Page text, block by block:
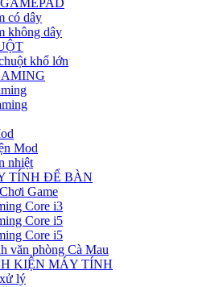
có dây
không dây
khổ lớn
Mod
nhiệt
TÍNH ĐỂ BÀN
Game
Core i3
Core i5
Core i5
văn phòng Cà Mau
KIỆN MÁY TÍNH
lý